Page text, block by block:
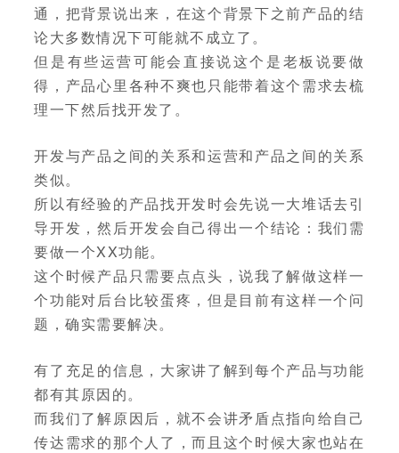
通，把背景说出来，在这个背景下之前产品的结
论大多数情况下可能就不成立了。
但是有些运营可能会直接说这个是老板说要做
得，产品心里各种不爽也只能带着这个需求去梳
理一下然后找开发了。
开发与产品之间的关系和运营和产品之间的关系
类似。
所以有经验的产品找开发时会先说一大堆话去引
导开发，然后开发会自己得出一个结论：我们需
要做一个XX功能。
这个时候产品只需要点点头，说我了解做这样一
个功能对后台比较蛋疼，但是目前有这样一个问
题，确实需要解决。
有了充足的信息，大家讲了解到每个产品与功能
都有其原因的。
而我们了解原因后，就不会讲矛盾点指向给自己
传达需求的那个人了，而且这个时候大家也站在